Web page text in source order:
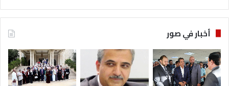
أخبار في صور